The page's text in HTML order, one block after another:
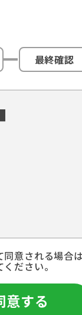
最終確認
意される場合
ださい。
意する